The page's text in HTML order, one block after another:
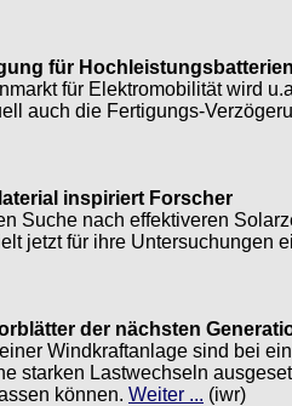
für
für Elektromobilität wird
auch die Fertigungs-
inspiriert Forscher
Suche nach effektiveren
jetzt für ihre Untersuchungen
der nächsten
Windkraftanlage sind bei
starken Lastwechseln
können. Weiter ... (iwr)